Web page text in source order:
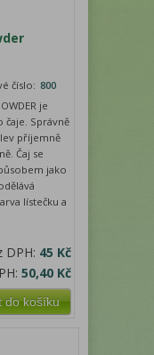
číslo: 800
je
Správně
příjemně
Čaj se
jako
lístečku a
DPH: 45 Kč
50,40 Kč
do košíku